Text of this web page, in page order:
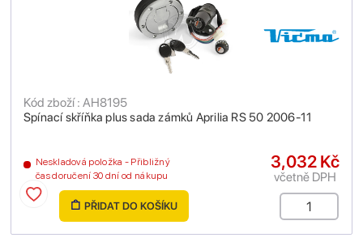
Spínací skříňka plus sada zámků Aprilia RS 50 2006-11
Kód zboží : AH8195
Neskladová položka - Přibližný
čas doručení 30 dní od nákupu
3,032 Kč
včetně DPH
PŘIDAT DO KOŠÍKU